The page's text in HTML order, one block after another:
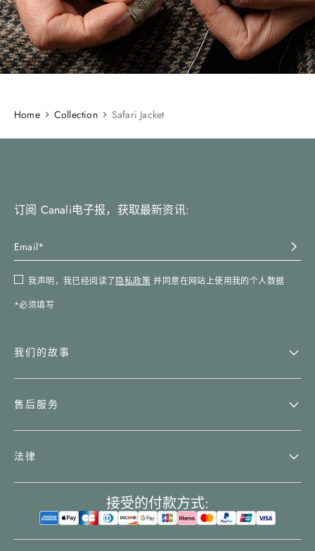
Home Collection Safari Jacket
订阅 Canali电子报，获取最新资讯:
我声明，我已经阅读了隐私政策并同意在网站上使用我的个人数据
*必须填写
我们的故事
售后服务
法律
接受的付款方式: